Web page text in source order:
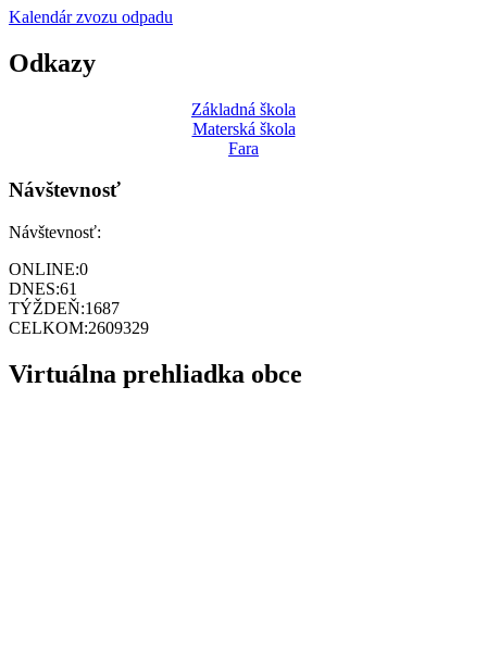
Kalendár zvozu odpadu
Odkazy
Základná škola
Materská škola
Fara
Návštevnosť
Návštevnosť:
ONLINE:0
DNES:61
TÝŽDEŇ:1687
CELKOM:2609329
Virtuálna prehliadka obce